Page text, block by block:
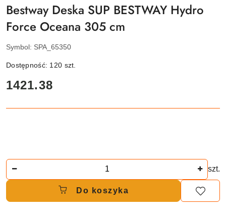
Bestway Deska SUP BESTWAY Hydro
Force Oceana 305 cm
Symbol: SPA_65350
Dostępność: 120 szt.
cena:
1421.38
szt.
Do koszyka